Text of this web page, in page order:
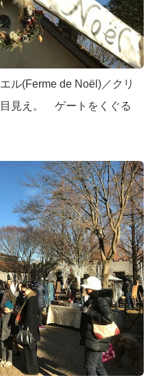
ル(Ferme de Noël)／クリ
見え。 ゲートをくぐる